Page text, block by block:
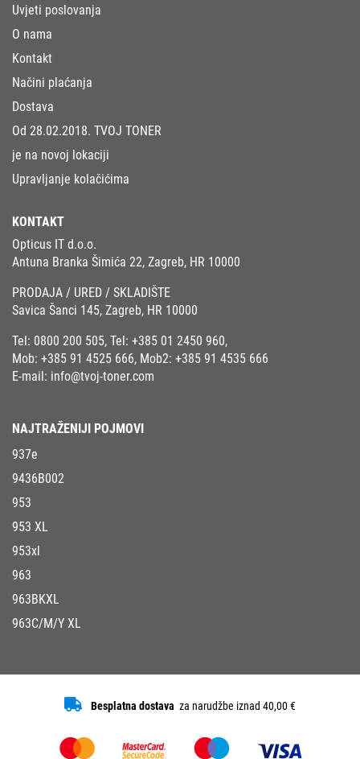
Uvjeti poslovanja
O nama
Kontakt
Načini plaćanja
Dostava
Od 28.02.2018. TVOJ TONER
je na novoj lokaciji
Upravljanje kolačićima
KONTAKT
Opticus IT d.o.o.
Antuna Branka Šimića 22, Zagreb, HR 10000
PRODAJA / URED / SKLADIŠTE
Savica Šanci 145, Zagreb, HR 10000
Tel: 0800 200 505, Tel: +385 01 2450 960,
Mob: +385 91 4525 666, Mob2: +385 91 4535 666
E-mail: info@tvoj-toner.com
NAJTRAŽENIJI POJMOVI
937e
9436B002
953
953 XL
953xl
963
963BKXL
963C/M/Y XL
Besplatna dostava za narudžbe iznad 40,00 €